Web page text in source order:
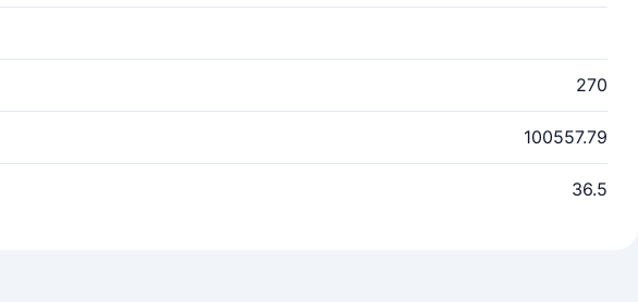
270
100557.79
36.5